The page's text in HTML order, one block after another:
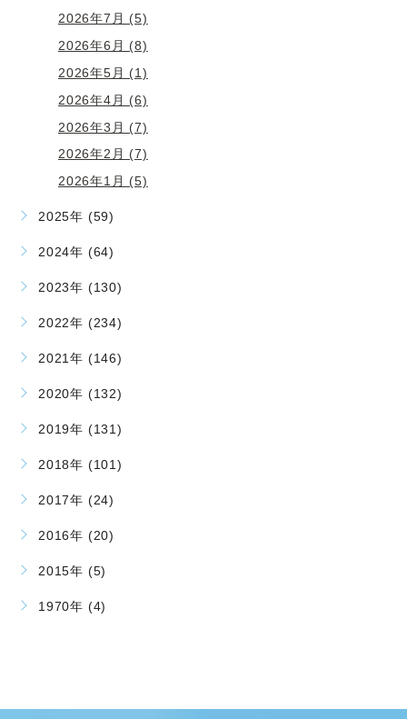
2026年7月 (5)
2026年6月 (8)
2026年5月 (1)
2026年4月 (6)
2026年3月 (7)
2026年2月 (7)
2026年1月 (5)
2025年 (59)
2024年 (64)
2023年 (130)
2022年 (234)
2021年 (146)
2020年 (132)
2019年 (131)
2018年 (101)
2017年 (24)
2016年 (20)
2015年 (5)
1970年 (4)